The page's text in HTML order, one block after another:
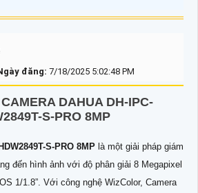
đăng: 7/18/2025 5:02:48 PM
DAHUA DH-IPC-
S-PRO 8MP
S-PRO 8MP là một giải pháp giám
đến hình ảnh với độ phân giải 8 Megapixel
1/1.8”. Với công nghệ WizColor, Camera